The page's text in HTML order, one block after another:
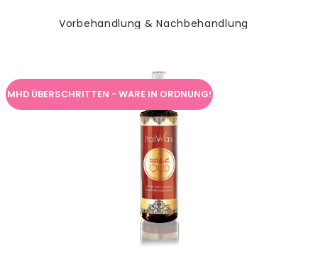
Vorbehandlung & Nachbehandlung
MHD ÜBERSCHRITTEN - WARE IN ORDNUNG!